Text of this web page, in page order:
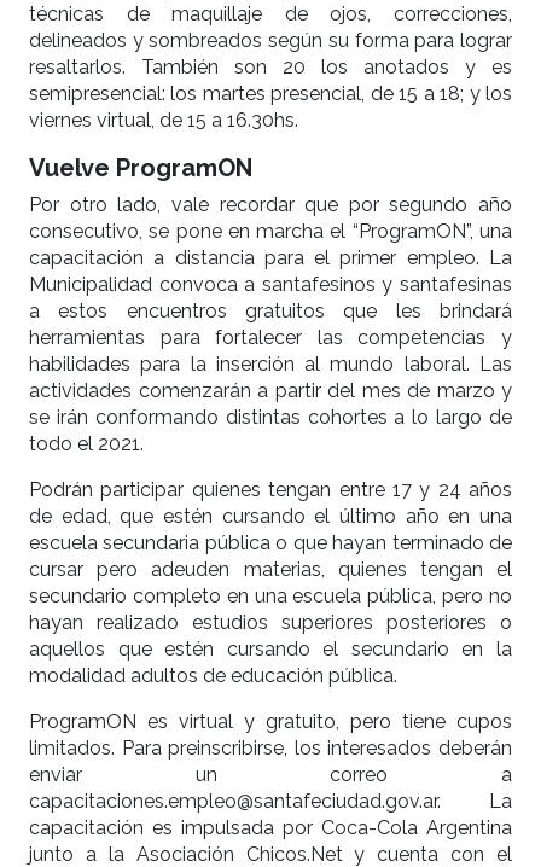
técnicas de maquillaje de ojos, correcciones,
delineados y sombreados según su forma para lograr
resaltarlos. También son 20 los anotados y es
semipresencial: los martes presencial, de 15 a 18; y los
viernes virtual, de 15 a 16.30hs.
Vuelve ProgramON
Por otro lado, vale recordar que por segundo año
consecutivo, se pone en marcha el “ProgramON”, una
capacitación a distancia para el primer empleo. La
Municipalidad convoca a santafesinos y santafesinas
a estos encuentros gratuitos que les brindará
herramientas para fortalecer las competencias y
habilidades para la inserción al mundo laboral. Las
actividades comenzarán a partir del mes de marzo y
se irán conformando distintas cohortes a lo largo de
todo el 2021.
Podrán participar quienes tengan entre 17 y 24 años
de edad, que estén cursando el último año en una
escuela secundaria pública o que hayan terminado de
cursar pero adeuden materias, quienes tengan el
secundario completo en una escuela pública, pero no
hayan realizado estudios superiores posteriores o
aquellos que estén cursando el secundario en la
modalidad adultos de educación pública.
ProgramON es virtual y gratuito, pero tiene cupos
limitados. Para preinscribirse, los interesados deberán
enviar un correo a
capacitaciones.empleo@santafeciudad.gov.ar. La
capacitación es impulsada por Coca-Cola Argentina
junto a la Asociación Chicos.Net y cuenta con el